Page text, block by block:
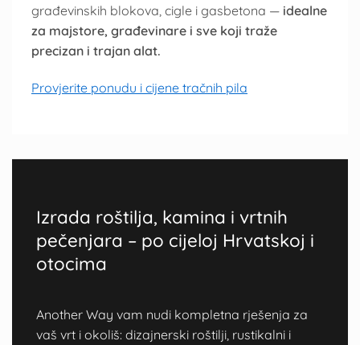
građevinskih blokova, cigle i gasbetona — idealne
za majstore, građevinare i sve koji traže
precizan i trajan alat.
Provjerite ponudu i cijene tračnih pila
Izrada roštilja, kamina i vrtnih
pečenjara – po cijeloj Hrvatskoj i
otocima
Another Way vam nudi kompletna rješenja za
vaš vrt i okoliš: dizajnerski roštilji, rustikalni i